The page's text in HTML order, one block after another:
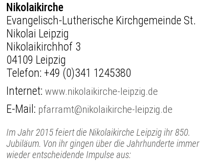
Nikolaikirche
Evangelisch-Lutherische Kirchgemeinde St.
Nikolai Leipzig
Nikolaikirchhof 3
04109 Leipzig
Telefon: +49 (0)341 1245380
Internet:www.nikolaikirche-leipzig.de
E-Mail: pfarramt@nikolaikirche-leipzig.de
Im Jahr 2015 feiert die Nikolaikirche Leipzig ihr 850.
Jubiläum. Von ihr gingen über die Jahrhunderte immer
wieder entscheidende Impulse aus: